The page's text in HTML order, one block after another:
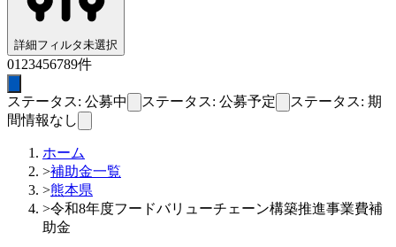
詳細フィルタ未選択
01 23456789件
ステータス: 公募中 ステータス: 公募予定
ステータス: 期
間情報なし
ホーム
>補助金一覧
>熊本県
>令和8年度フードバリューチェーン構築推進事業費補
助金